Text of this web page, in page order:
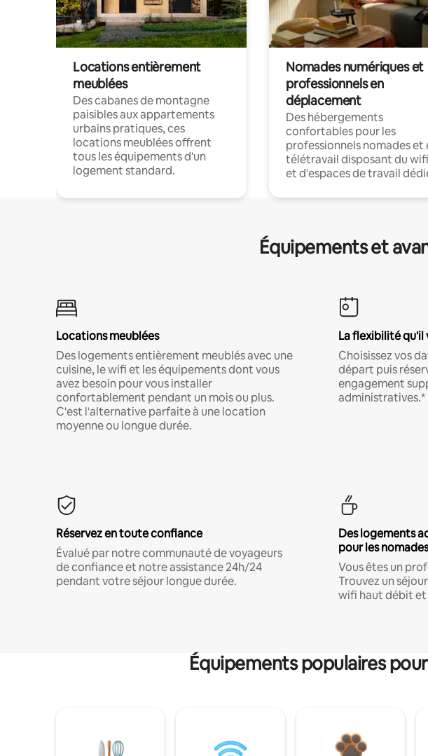
Locations entièrement
meublées
Des cabanes de montagne
paisibles aux appartements
urbains pratiques, ces
locations meublées offrent
tous les équipements d'un
logement standard.
Nomades numériques et
professionnels en
déplacement
Des hébergements
confortables pour les
professionnels nomades et
télétravail disposant du wifi
et d'espaces de travail
Équipements et
Locations meublées
Des logements entièrement meublés avec une
cuisine, le wifi et les équipements dont vous
avez besoin pour vous installer
confortablement pendant un mois ou plus.
C'est l'alternative parfaite à une location
moyenne ou longue durée.
La flexibilité qu'il
Choisissez vos
départ puis
engagement
administratives.*
Réservez en toute confiance
Évalué par notre communauté de voyageurs
de confiance et notre assistance 24h/24
pendant votre séjour longue durée.
Des logements
pour les
Vous êtes un
Trouvez un
wifi haut débit et
Équipements populaires